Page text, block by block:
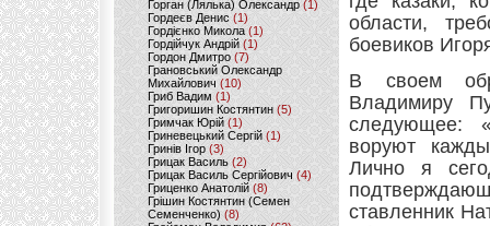
Горган (Лялька) Олександр(1)
Гордеєв Денис (1)
Гордієнко Микола (1)
Гордійчук Андрій (1)
Гордон Дмитро (7)
Грановський Олександр
Михайлович (10)
Гриб Вадим (1)
Григоришин Костянтин (5)
Гримчак Юрій(1)
Гриневецький Сергій(1)
Гринів Ігор (3)
Грицак Василь (2)
Грицак Василь Сергійович (4)
Гриценко Анатолій (8)
Грішин Костянтин (Семен
Семенченко)(8)
области,
боевиков
В своем
Владимиру
следующее:
воруют
Лично я
ставленник